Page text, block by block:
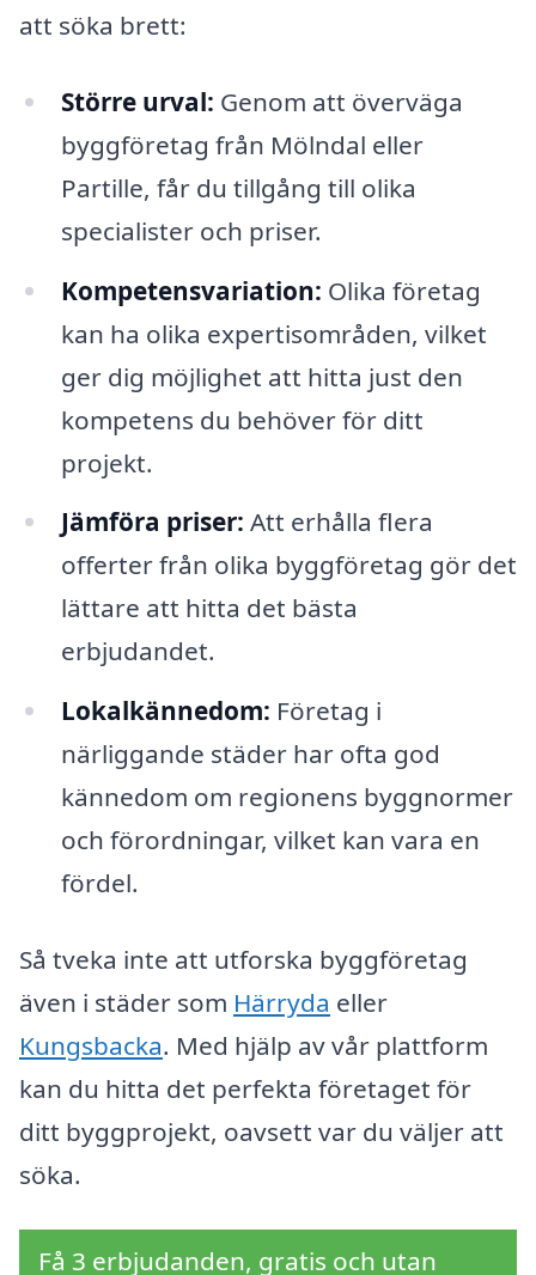
att söka brett:
Större urval: Genom att överväga
byggföretag från Mölndal eller
Partille, får du tillgång till olika
specialister och priser.
Kompetensvariation: Olika företag
kan ha olika expertisområden, vilket
ger dig möjlighet att hitta just den
kompetens du behöver för ditt
projekt.
Jämföra priser: Att erhålla flera
offerter från olika byggföretag gör det
lättare att hitta det bästa
erbjudandet.
Lokalkännedom: Företag i
närliggande städer har ofta god
kännedom om regionens byggnormer
och förordningar, vilket kan vara en
fördel.
Så tveka inte att utforska byggföretag
även i städer som Härryda eller
Kungsbacka. Med hjälp av vår plattform
kan du hitta det perfekta företaget för
ditt byggprojekt, oavsett var du väljer att
söka.
Få 3 erbjudanden, gratis och utan